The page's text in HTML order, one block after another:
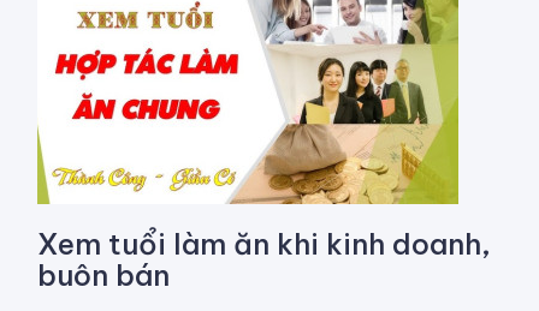
Xem tuổi làm ăn khi kinh doanh,
buôn bán